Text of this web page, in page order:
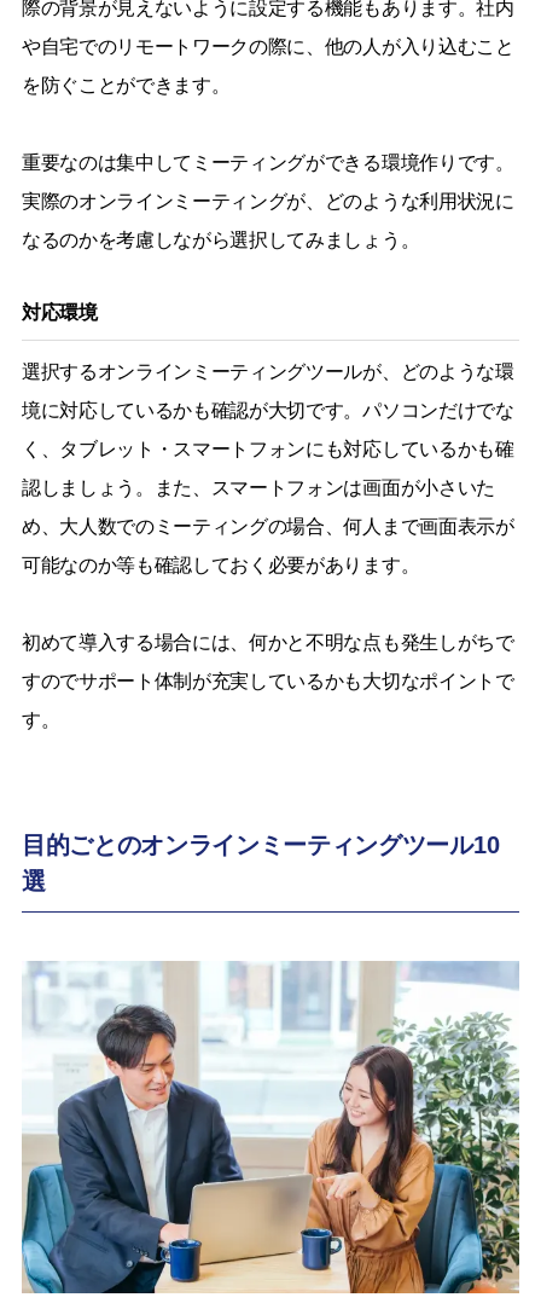
際の背景が見えないように設定する機能もあります。社内
や自宅でのリモートワークの際に、他の人が入り込むこと
を防ぐことができます。
重要なのは集中してミーティングができる環境作りです。
実際のオンラインミーティングが、どのような利用状況に
なるのかを考慮しながら選択してみましょう。
対応環境
選択するオンラインミーティングツールが、どのような環
境に対応しているかも確認が大切です。パソコンだけでな
く、タブレット・スマートフォンにも対応しているかも確
認しましょう。また、スマートフォンは画面が小さいた
め、大人数でのミーティングの場合、何人まで画面表示が
可能なのか等も確認しておく必要があります。
初めて導入する場合には、何かと不明な点も発生しがちで
すのでサポート体制が充実しているかも大切なポイントで
す。
目的ごとのオンラインミーティングツール10
選